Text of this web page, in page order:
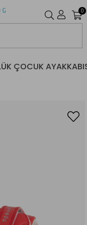
0
ÇOCUK